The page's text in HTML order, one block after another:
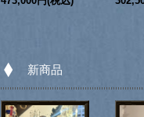
新商品